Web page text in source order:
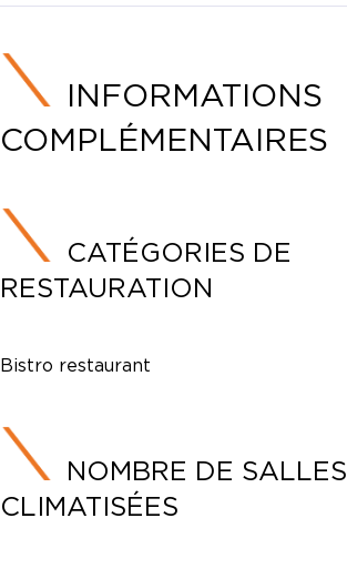
INFORMATIONS
COMPLÉMENTAIRES
CATÉGORIES DE
RESTAURATION
Bistro restaurant
NOMBRE DE SALLES
CLIMATISÉES